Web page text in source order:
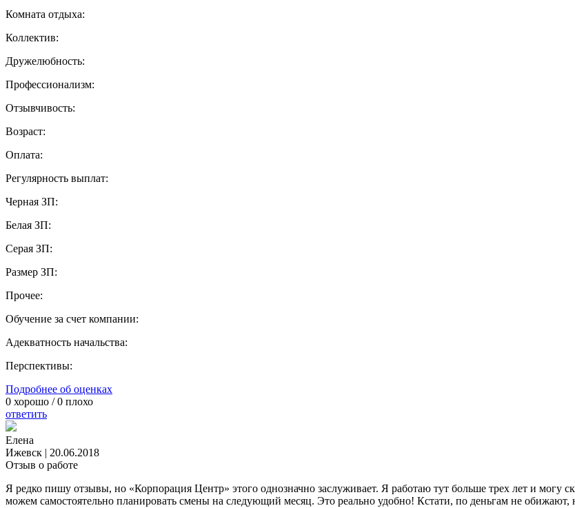
Комната отдыха:
Коллектив:
Дружелюбность:
Профессионализм:
Отзывчивость:
Возраст:
Оплата:
Регулярность выплат:
Черная ЗП:
Белая ЗП:
Серая ЗП:
Размер ЗП:
Прочее:
Обучение за счет компании:
Адекватность начальства:
Перспективы:
Подробнее об оценках
0 хорошо /0 плохо
ответить
Елена
Ижевск | 20.06.2018
Отзыв о работе
Я редко пишу отзывы, но «Корпорация Центр» этого однозначно заслуживает. Я работаю тут больше трех лет и могу
можем самостоятельно планировать смены на следующий месяц. Это реально удобно! Кстати, по деньгам не обижают,